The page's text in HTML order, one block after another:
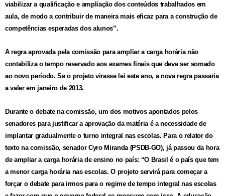
viabilizar a qualificação e ampliação dos conteúdos trabalhados em
aula, de modo a contribuir de maneira mais eficaz para a construção de
competências esperadas dos alunos”.
A regra aprovada pela comissão para ampliar a carga horária não
contabiliza o tempo reservado aos exames finais que deve ser somado
ao novo período. Se o projeto virasse lei este ano, a nova regra passaria
a valer em janeiro de 2013.
Durante o debate na comissão, um dos motivos apontados pelos
senadores para justificar a aprovação da matéria é a necessidade de
implantar gradualmente o turno integral nas escolas. Para o relator do
texto na comissão, senador Cyro Miranda (PSDB-GO), já passou da hora
de ampliar a carga horária de ensino no país: “O Brasil é o país que tem
a menor carga horária nas escolas. O projeto servirá para começar a
forçar o debate para irmos para o regime de tempo integral nas escolas